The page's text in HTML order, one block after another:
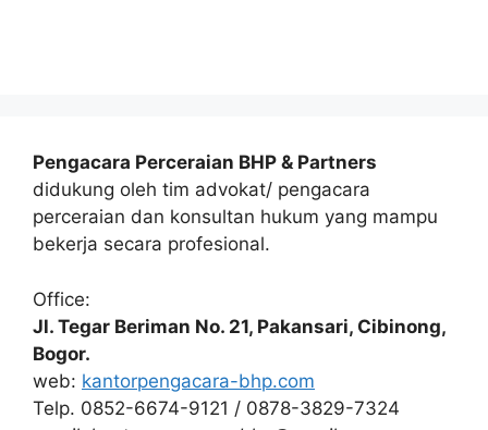
Pengacara Perceraian BHP & Partners
didukung oleh tim advokat/ pengacara
perceraian dan konsultan hukum yang mampu
bekerja secara profesional.
Office:
Jl. Tegar Beriman No. 21, Pakansari, Cibinong,
Bogor.
web: kantorpengacara-bhp.com
Telp. 0852-6674-9121 / 0878-3829-7324